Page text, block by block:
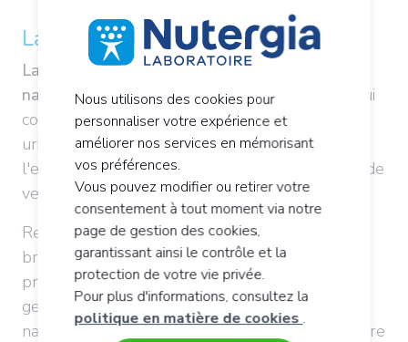
La bruyère
La bruyère renferme des composants actifs
naturelscomme les flavonoïdes et les tanins qui
contribuent au bon fonctionnement du système
urinaire. Cette plante favorise l'élimination de
l'eau par les reins et aide à maintenir une paroi de
vessie saine.
Reconnue pour ses propriétés assainissantes, la
bruyère se révèle particulièrement utile dans la
prévention des gênes récurrentes dues à un
germe délétère. Son action bactériostatique
naturelle participe au maintien d'une flore urinaire
Nous utilisons des cookies pour
personnaliser votre expérience et
améliorer nos services en mémorisant
vos préférences.
Vous pouvez modifier ou retirer votre
consentement à tout moment via notre
page de gestion des cookies,
garantissant ainsi le contrôle et la
protection de votre vie privée.
Pour plus d'informations, consultez la
politique en matière de cookies .